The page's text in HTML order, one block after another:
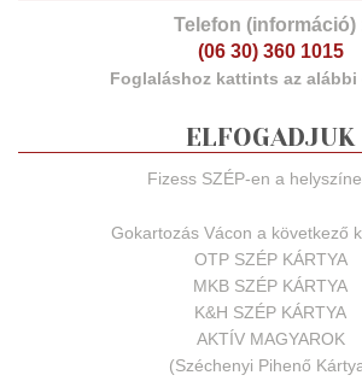
Telefon (információ)
(06 30) 360 1015
Foglaláshoz kattints az alábbi
ELFOGADJUK
Fizess SZÉP-en a
Gokartozás Vácon a következő
OTP SZÉP KÁRTYA
MKB SZÉP KÁRTYA
K&H SZÉP KÁRTYA
AKTÍV MAGYAROK
(Széchenyi Pihenő